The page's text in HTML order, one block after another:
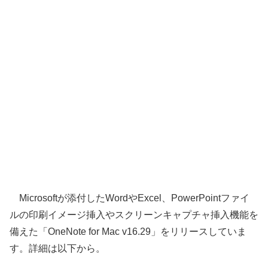
Microsoftが添付したWordやExcel、PowerPointファイ
ルの印刷イメージ挿入やスクリーンキャプチャ挿入機能を
備えた「OneNote for Mac v16.29」をリリースしていま
す。詳細は以下から。